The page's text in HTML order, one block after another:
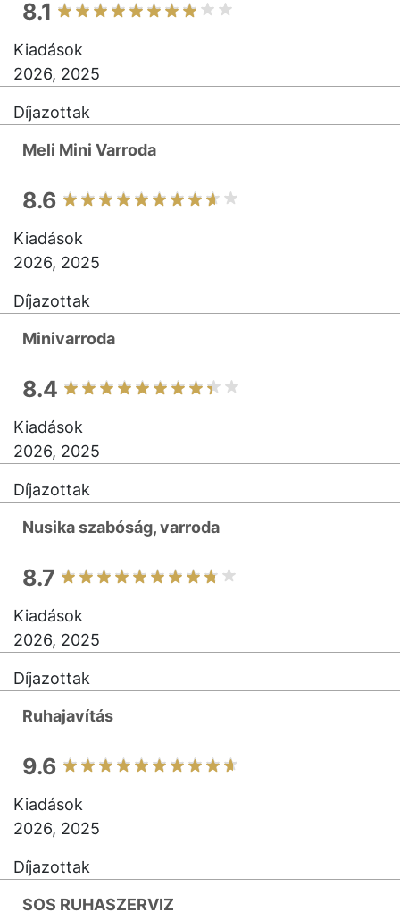
8.1
Kiadások
2026, 2025
Díjazottak
Meli Mini Varroda
8.6
Kiadások
2026, 2025
Díjazottak
Minivarroda
8.4
Kiadások
2026, 2025
Díjazottak
Nusika szabóság, varroda
8.7
Kiadások
2026, 2025
Díjazottak
Ruhajavítás
9.6
Kiadások
2026, 2025
Díjazottak
SOS RUHASZERVIZ